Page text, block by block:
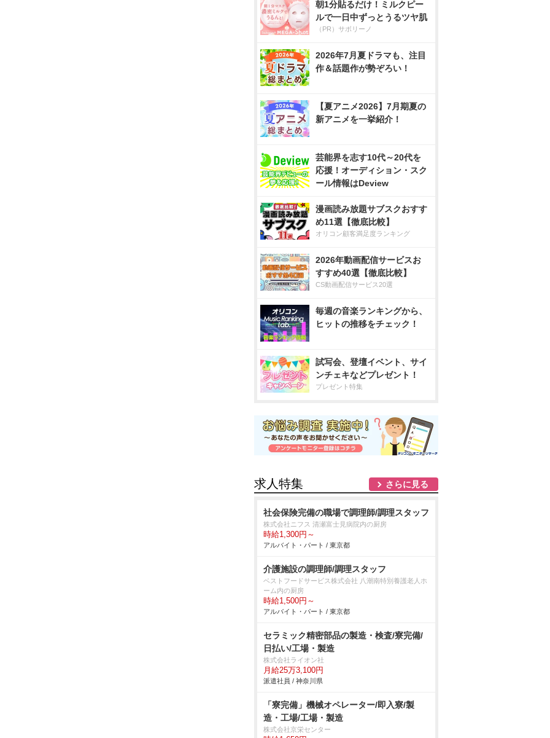
朝1分貼るだけ！ミルクピー
ルで一日中ずっとうるツヤ肌
（PR）サボリーノ
2026年7月夏ドラマも、注目
作＆話題作が勢ぞろい！
【夏アニメ2026】7月期夏の
新アニメを一挙紹介！
芸能界を志す10代～20代を
応援！オーディション・スク
ール情報はDeview
漫画読み放題サブスクおすす
め11選【徹底比較】
オリコン顧客満足度ランキング
2026年動画配信サービスお
すすめ40選【徹底比較】
CS動画配信サービス20選
毎週の音楽ランキングから、
ヒットの推移をチェック！
試写会、登壇イベント、サイ
ンチェキなどプレゼント！
プレゼント特集
求人特集 さらに見る
社会保険完備の職場で調理師/調理スタッフ
株式会社ニフス 清瀬富士見病院内の厨房
時給1,300円～
アルバイト・パート / 東京都
介護施設の調理師/調理スタッフ
ベストフードサービス株式会社 八潮南特別養護老人ホ
ーム内の厨房
時給1,500円～
アルバイト・パート / 東京都
セラミック精密部品の製造・検査/寮完備/
日払い/工場・製造
株式会社ライオン社
月給25万3,100円
派遣社員 / 神奈川県
「寮完備」機械オペレーター/即入寮/製
造・工場/工場・製造
株式会社京栄センター